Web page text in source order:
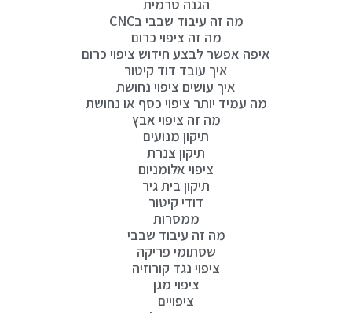
הגנה טרמית
מה זה עיבוד שבבי בCNC
מה זה ציפוי כרום
איפה אפשר לבצע חידוש ציפוי כרום
איך עובד דוד קיטור
איך עושים ציפוי נחושת
מה עמיד יותר ציפוי כסף או נחושת
מה זה ציפוי אבץ
תיקון מנועים
תיקון צנרת
ציפוי אלומניום
תיקון בית גיר
דודי קיטור
ממסרות
מה זה עיבוד שבבי
שסתומי פריקה
ציפוי נגד קורוזיה
ציפוי מגן
ציפויים